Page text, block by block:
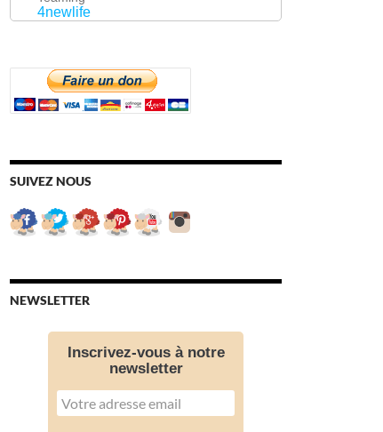
SUIVEZ NOUS
NEWSLETTER
Inscrivez-vous à notre
newsletter